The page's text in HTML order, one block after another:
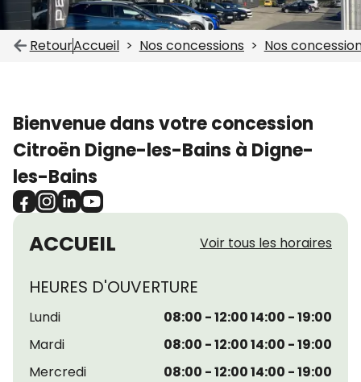
RetourAccueil Nos concessions Nos
Bienvenue dans votre concession
Citroën Digne-les-Bains à Digne-
les-Bains
ACCUEIL Voir tous les horaires
HEURES D'OUVERTURE
Lundi
08:00 - 12:00 14:00 - 19:00
Mardi
08:00 - 12:00 14:00 - 19:00
Mercredi
08:00 - 12:00 14:00 - 19:00